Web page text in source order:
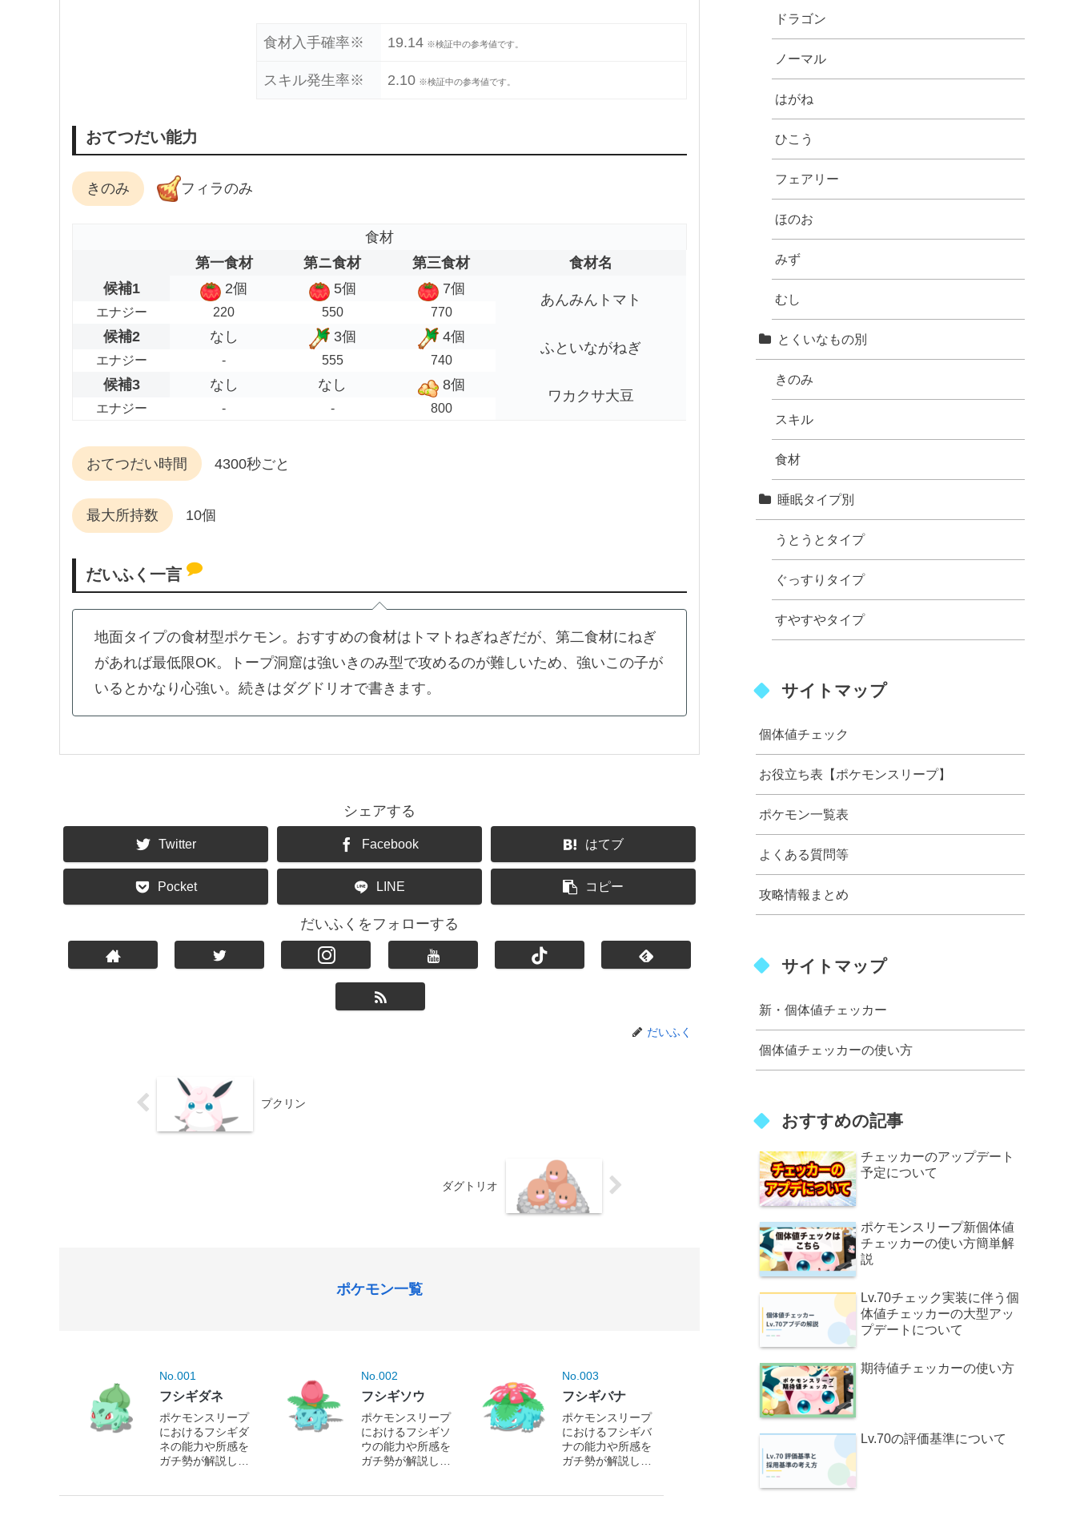
食材入手確率※ 19.14 ※検証中の参考値です。
スキル発生率※ 2.10 ※検証中の参考値です。
おてつだい能力
きのみ フィラのみ
食材
第一食材
第ニ食材 第三食材
食材名
候補1
2個 5個 7個
あんみんトマト
エナジー 220 550 770
候補2 なし 3個 4個
ふといながねぎ
エナジー - 555 740
候補3 なし なし 8個
ワカクサ大豆
エナジー - - 800
おてつだい時間 4300秒ごと
最大所持数 10個
だいふく一言
地面タイプの食材型ポケモン。おすすめの食材はトマトねぎねぎだが、第二食材にねぎ
があれば最低限OK。トープ洞窟は強いきのみ型で攻めるのが難しいため、強いこの子が
いるとかなり心強い。続きはダグドリオで書きます。
シェアする
Twitter Facebook はてブ
Pocket LINE コピー
だいふくをフォローする
だいふく
プクリン
ダグトリオ
ポケモン一覧
No.001
フシギダネ
ポケモンスリープ
におけるフシギダ
ネの能力や所感を
ガチ勢が解説しま
No.002
フシギソウ
ポケモンスリープ
におけるフシギソ
ウの能力や所感を
ガチ勢が解説しま
No.003
フシギバナ
ポケモンスリープ
におけるフシギバ
ナの能力や所感を
ガチ勢が解説しま
ドラゴン
ノーマル
はがね
ひこう
フェアリー
ほのお
みず
むし
とくいなもの別
きのみ
スキル
食材
睡眠タイプ別
うとうとタイプ
ぐっすりタイプ
すやすやタイプ
サイトマップ
個体値チェック
お役立ち表【ポケモンスリープ】
ポケモン一覧表
よくある質問等
攻略情報まとめ
サイトマップ
新・個体値チェッカー
個体値チェッカーの使い方
おすすめの記事
チェッカーのアップデート
予定について
ポケモンスリープ新個体値
チェッカーの使い方簡単解
説
Lv.70チェック実装に伴う個
体値チェッカーの大型アッ
プデートについて
期待値チェッカーの使い方
Lv.70の評価基準について